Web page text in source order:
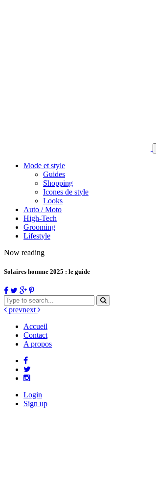
Mode et style
Guides
Shopping
Icones de style
Looks
Auto / Moto
High-Tech
Grooming
Lifestyle
Now reading
Solaires homme 2025 : le guide
prevnext
Accueil
Contact
A propos
Login
Sign up